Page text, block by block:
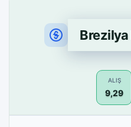
ALIŞ
9,29